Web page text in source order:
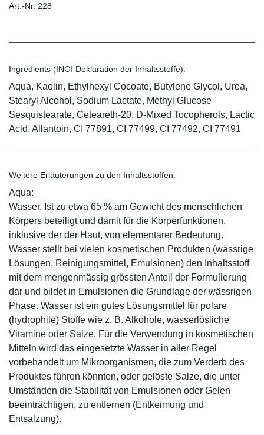
Art.-Nr. 228
Ingredients (INCI-Deklaration der Inhaltsstoffe):
Aqua, Kaolin, Ethylhexyl Cocoate, Butylene Glycol, Urea,
Stearyl Alcohol, Sodium Lactate, Methyl Glucose
Sesquistearate, Ceteareth-20, D-Mixed Tocopherols, Lactic
Acid, Allantoin, CI 77891, CI 77499, CI 77492, CI 77491
Weitere Erläuterungen zu den Inhaltsstoffen:
Aqua:
Wasser. Ist zu etwa 65 % am Gewicht des menschlichen
Körpers beteiligt und damit für die Körperfunktionen,
inklusive der der Haut, von elementarer Bedeutung.
Wasser stellt bei vielen kosmetischen Produkten (wässrige
Lösungen, Reinigungsmittel, Emulsionen) den Inhaltsstoff
mit dem mengenmässig grössten Anteil der Formulierung
dar und bildet in Emulsionen die Grundlage der wässrigen
Phase. Wasser ist ein gutes Lösungsmittel für polare
(hydrophile) Stoffe wie z. B. Alkohole, wasserlösliche
Vitamine oder Salze. Für die Verwendung in kosmetischen
Mitteln wird das eingesetzte Wasser in aller Regel
vorbehandelt um Mikroorganismen, die zum Verderb des
Produktes führen könnten, oder gelöste Salze, die unter
Umständen die Stabilität von Emulsionen oder Gelen
beeinträchtigen, zu entfernen (Entkeimung und
Entsalzung).